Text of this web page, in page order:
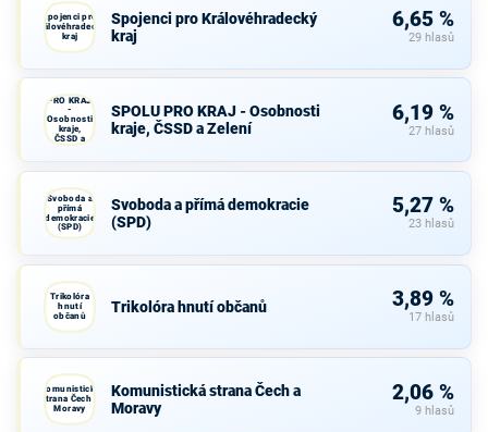
Spojenci pro
Královéhradecký
kraj
Spojenci pro Královéhradecký
kraj
6,65 %
29 hlasů
PRO KRAJ
-
Osobnosti
kraje,
ČSSD a
Zelení
SPOLU PRO KRAJ - Osobnosti
kraje, ČSSD a Zelení
6,19 %
27 hlasů
Svoboda a
přímá
demokracie
(SPD)
Svoboda a přímá demokracie
(SPD)
5,27 %
23 hlasů
Trikolóra
hnutí
občanů
Trikolóra hnutí občanů 3,89 %
17 hlasů
Komunistická
strana Čech a
Moravy
Komunistická strana Čech a
Moravy
2,06 %
9 hlasů